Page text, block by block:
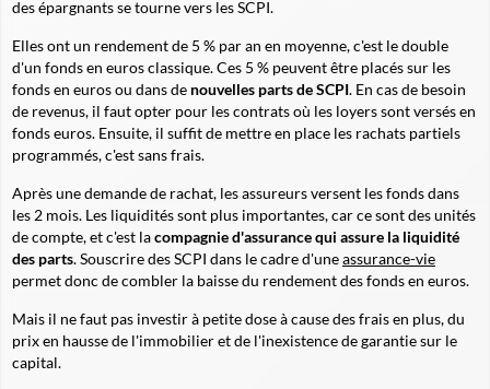
des épargnants se tourne vers les SCPI.
Elles ont un rendement de 5 % par an en moyenne, c'est le double
d'un fonds en euros classique. Ces 5 % peuvent être placés sur les
fonds en euros ou dans de nouvelles parts de SCPI. En cas de besoin
de revenus, il faut opter pour les contrats où les loyers sont versés en
fonds euros. Ensuite, il suffit de mettre en place les rachats partiels
programmés, c'est sans frais.
Après une demande de rachat, les assureurs versent les fonds dans
les 2 mois. Les liquidités sont plus importantes, car ce sont des unités
de compte, et c'est lacompagnie d'assurance qui assure la liquidité
des parts. Souscrire des SCPI dans le cadre d'uneassurance-vie
permet donc de combler la baisse du rendement des fonds en euros.
Mais il ne faut pas investir à petite dose à cause des frais en plus, du
prix en hausse de l'immobilier et de l'inexistence de garantie sur le
capital.